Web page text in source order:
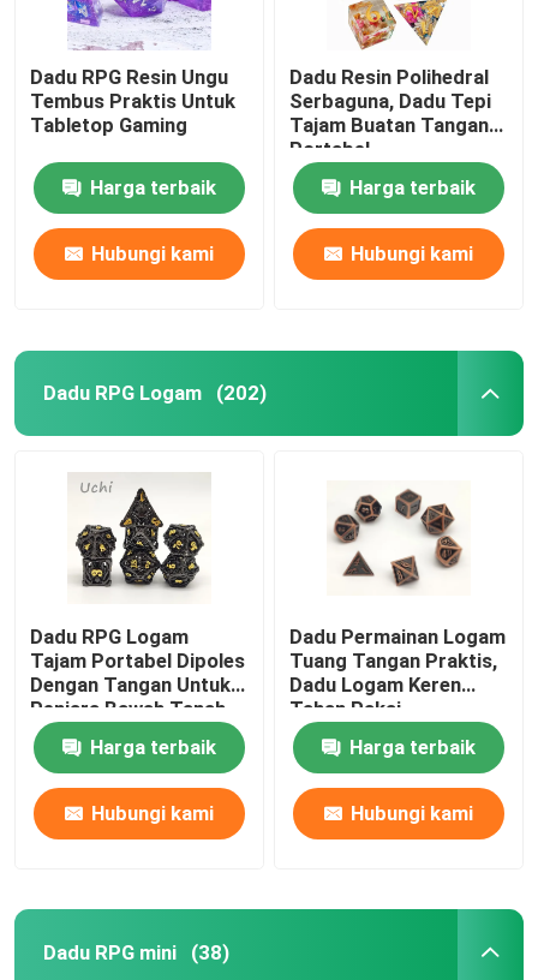
Dadu RPG Resin Ungu
Tembus Praktis Untuk
Tabletop Gaming
Harga terbaik
Hubungi kami
Dadu Resin Polihedral
Serbaguna, Dadu Tepi
Tajam Buatan Tangan
Portabel
Harga terbaik
Hubungi kami
Dadu RPG Logam (202)
Dadu RPG Logam
Tajam Portabel Dipoles
Dengan Tangan Untuk
Penjara Bawah Tanah
Dan Naga
Harga terbaik
Hubungi kami
Dadu Permainan Logam
Tuang Tangan Praktis,
Dadu Logam Keren
Tahan Pakai
Harga terbaik
Hubungi kami
Dadu RPG mini (38)